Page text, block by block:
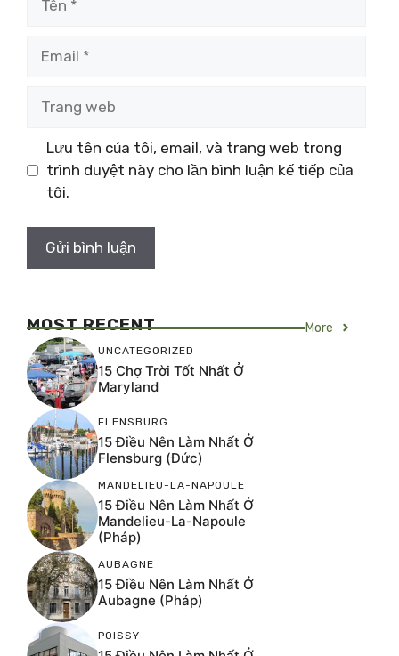
Lưu tên của tôi, email, và trang web trong
trình duyệt này cho lần bình luận kế tiếp của
tôi.
MOST RECENT More
UNCATEGORIZED
15 Chợ Trời Tốt Nhất Ở
Maryland
FLENSBURG
15 Điều Nên Làm Nhất Ở
Flensburg (Đức)
MANDELIEU-LA-NAPOULE
15 Điều Nên Làm Nhất Ở
Mandelieu-La-Napoule
(Pháp)
AUBAGNE
15 Điều Nên Làm Nhất Ở
Aubagne (Pháp)
POISSY